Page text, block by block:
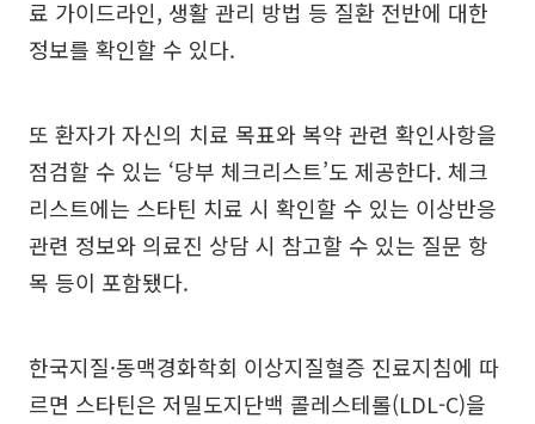
료 가이드라인, 생활 관리 방법 등 질환 전반에 대한
정보를 확인할 수 있다.
또 환자가 자신의 치료 목표와 복약 관련 확인사항을
점검할 수 있는 ‘당부 체크리스트’도 제공한다. 체크
리스트에는 스타틴 치료 시 확인할 수 있는 이상반응
관련 정보와 의료진 상담 시 참고할 수 있는 질문 항
목 등이 포함됐다.
한국지질·동맥경화학회 이상지질혈증 진료지침에 따
르면 스타틴은 저밀도지단백 콜레스테롤(LDL-C)을